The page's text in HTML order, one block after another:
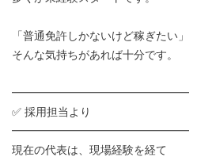
「普通免許しかないけど稼ぎたい」
そんな気持ちがあれば十分です。
━━━━━━━━━━━━━━━━
✅ 採用担当より
━━━━━━━━━━━━━━━━
現在の代表は、現場経験を経て